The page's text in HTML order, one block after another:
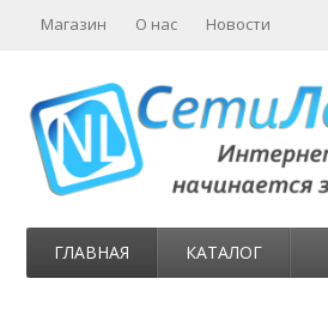
Магазин О нас Новости
ГЛАВНАЯ КАТАЛОГ